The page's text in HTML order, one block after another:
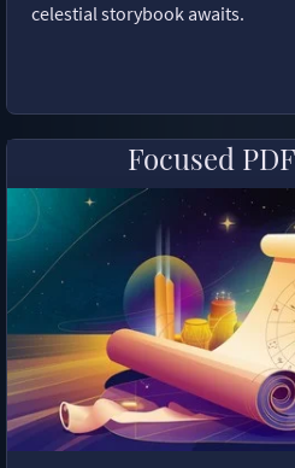
celestial storybook awaits.
Focused